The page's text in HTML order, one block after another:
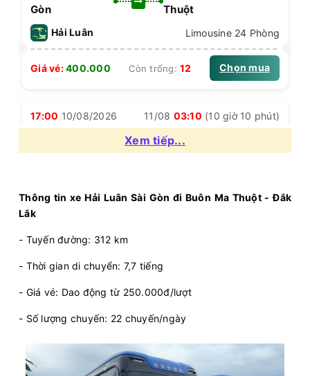
Gòn
Thuột
Hải Luân Limousine 24 Phòng
Giá vé:400.000 Còn trống: 12 Chọn mua
17:00 10/08/2026 11/08 03:10 (10 giờ 10 phút)
Văn phòng Sài Gòn
Giá vé: 450.000 Còn trống:12 Chọn mua
17:01 10/08/2026
Văn phòng Sài
Giá vé:330.000 Còn trống:
Xem tiếp...
Thông tin xe Hải Luân Sài Gòn đi Buôn Ma Thuột - Đắk
Lắk
- Tuyến đường: 312 km
- Thời gian di chuyển: 7,7 tiếng
- Giá vé: Dao động từ 250.000đ/lượt
- Số lượng chuyến: 22 chuyến/ngày